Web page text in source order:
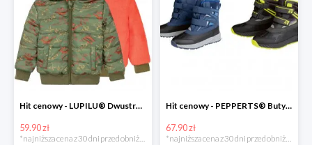
Hit cenowy - LUPILU® Dwustronna kurtka dziecięca z polarem
59.90 zł
*najniższa cena z 30 dni przed obniżką
Hit cenowy - PEPPERTS® Buty zimowe chłopięce
67.90 zł
*najniższa cena z 30 dni przed obniżką